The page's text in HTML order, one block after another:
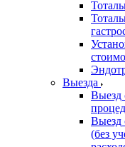
Выезда
Выезд
Выезд
(без